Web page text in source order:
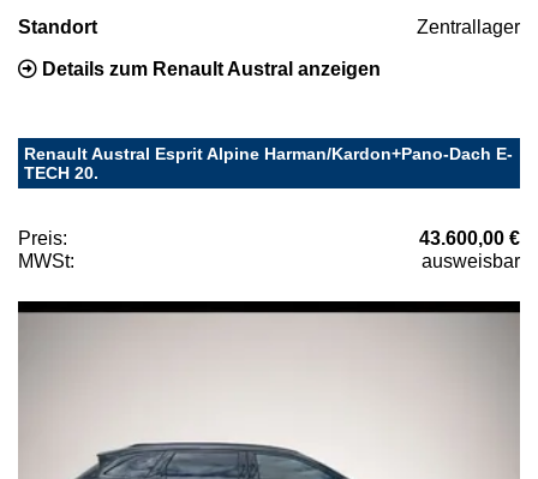
Standort Zentrallager
Details zum Renault Austral anzeigen
Renault Austral Esprit Alpine Harman/Kardon+Pano-Dach E-
TECH 20.
Preis:
43.600,00 €
MWSt:
ausweisbar